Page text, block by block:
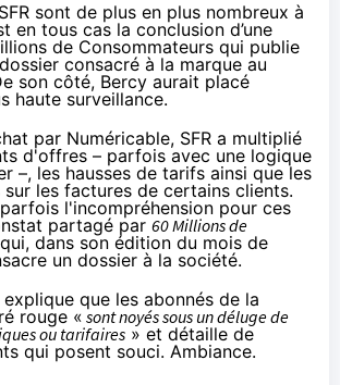
sont de plus en plus nombreux à
en tous cas la conclusion d’une
de Consommateurs qui publie
consacré à la marque au
son côté, Bercy aurait placé
haute surveillance.
par Numéricable, SFR a multiplié
d'offres – parfois avec une logique
–, les hausses de tarifs ainsi que les
sur les factures de certains clients.
l'incompréhension pour ces
partagé par 60 Millions de
qui, dans son édition du mois de
un dossier à la société.
que les abonnés de la
rouge «sont noyés sous un déluge de
ou tarifaires » et détaille de
qui posent souci. Ambiance.